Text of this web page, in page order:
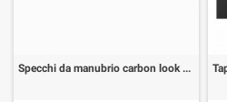
Specchi da manubrio carbon look per Yamaha T-Max 500 04-11, T-MAX 530 12- omologati (1 coppia)